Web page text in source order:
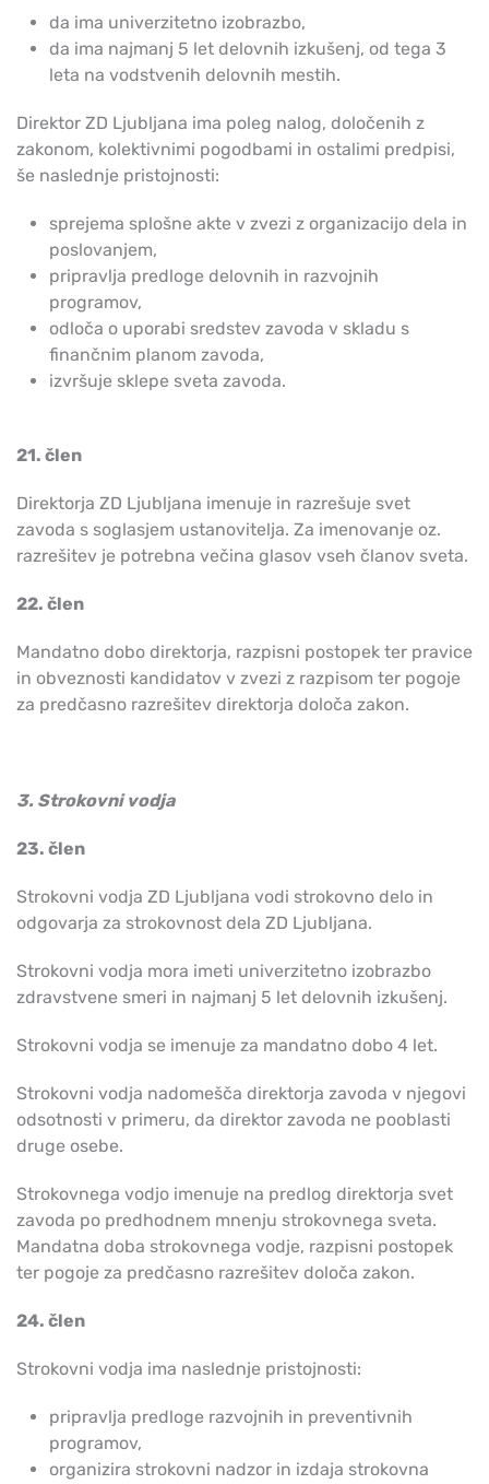
da ima univerzitetno izobrazbo,
da ima najmanj 5 let delovnih izkušenj, od tega 3
leta na vodstvenih delovnih mestih.
Direktor ZD Ljubljana ima poleg nalog, določenih z
zakonom, kolektivnimi pogodbami in ostalimi predpisi,
še naslednje pristojnosti:
sprejema splošne akte v zvezi z organizacijo dela in
poslovanjem,
pripravlja predloge delovnih in razvojnih
programov,
odloča o uporabi sredstev zavoda v skladu s
finančnim planom zavoda,
izvršuje sklepe sveta zavoda.
21. člen
Direktorja ZD Ljubljana imenuje in razrešuje svet
zavoda s soglasjem ustanovitelja. Za imenovanje oz.
razrešitev je potrebna večina glasov vseh članov sveta.
22. člen
Mandatno dobo direktorja, razpisni postopek ter pravice
in obveznosti kandidatov v zvezi z razpisom ter pogoje
za predčasno razrešitev direktorja določa zakon.
3. Strokovni vodja
23. člen
Strokovni vodja ZD Ljubljana vodi strokovno delo in
odgovarja za strokovnost dela ZD Ljubljana.
Strokovni vodja mora imeti univerzitetno izobrazbo
zdravstvene smeri in najmanj 5 let delovnih izkušenj.
Strokovni vodja se imenuje za mandatno dobo 4 let.
Strokovni vodja nadomešča direktorja zavoda v njegovi
odsotnosti v primeru, da direktor zavoda ne pooblasti
druge osebe.
Strokovnega vodjo imenuje na predlog direktorja svet
zavoda po predhodnem mnenju strokovnega sveta.
Mandatna doba strokovnega vodje, razpisni postopek
ter pogoje za predčasno razrešitev določa zakon.
24. člen
Strokovni vodja ima naslednje pristojnosti:
pripravlja predloge razvojnih in preventivnih
programov,
organizira strokovni nadzor in izdaja strokovna